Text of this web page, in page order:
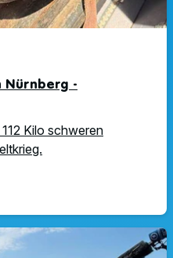
Nürnberg -
Kilo schweren